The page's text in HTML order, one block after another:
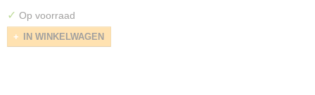
✓ Op voorraad
IN WINKELWAGEN